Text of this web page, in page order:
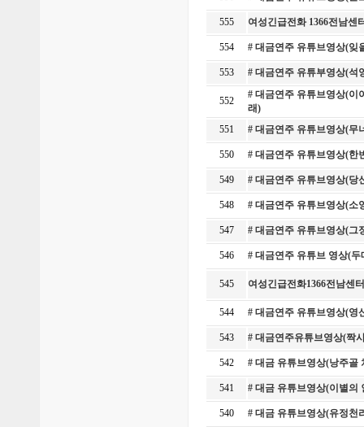
555 여성긴급전화 1366전남
554 # 대금연주 유튜브영상(
553 # 대금연주 유튜부영상(
552
# 대금연주 유튜브영상(이
래)
551
# 대금연주 유튜브영상(
550 # 대금연주 유튜브영상(
549 # 대금연주 유튜브영상(
548 # 대금연주 유튜브영상(
547 # 대금연주 유튜브영상(그
546 # 대금연주 유튜브 영상(
545 여성긴급전화1366전남센
544 # 대금연주 유튜브영상(
543 # 대금연주유튜브영상(짝
542 # 대금 유튜브영상(낭주골
541 # 대금 유튜브영상(이별
540 # 대금 유튜브영상(유정